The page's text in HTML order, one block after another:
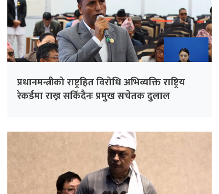
प्रधानमन्त्रीको राष्ट्रहित विरोधि अभिव्यक्ति राष्ट्रिय
रेकर्डमा राख्न सकिँदैनः प्रमुख सचेतक दुलाल